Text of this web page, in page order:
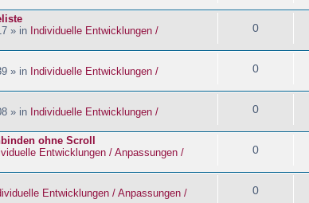
» in Individuelle Entwicklungen /
0
» in Individuelle Entwicklungen /
0
» in Individuelle Entwicklungen /
0
ohne Scroll
Entwicklungen / Anpassungen /
0
Entwicklungen / Anpassungen /
0